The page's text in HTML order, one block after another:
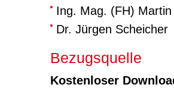
Ing. Mag. (FH)
Dr. Jürgen Scheicher
Bezugsquelle
Kostenloser